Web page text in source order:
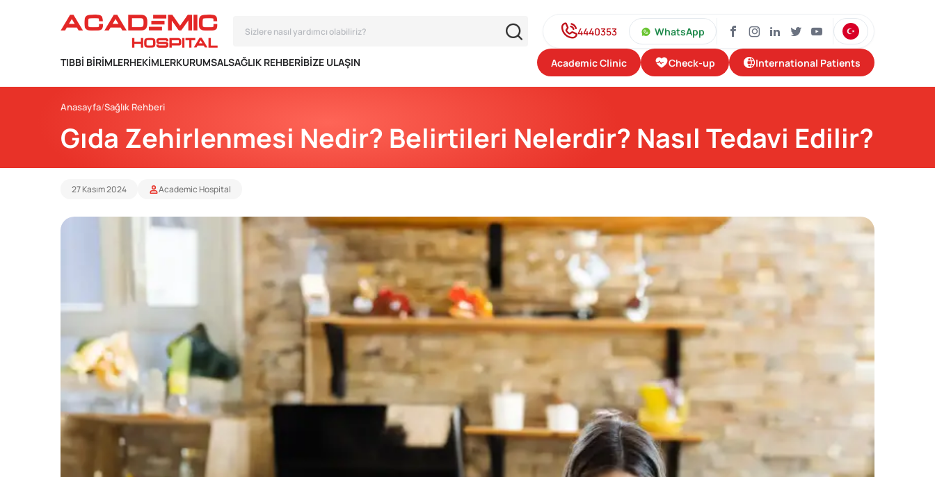
4440353 WhatsApp
TIBBI BIRIMLERHEKIMLERKURUMSALSAĞLIK REHBERIBIZE ULAŞIN Academic Clinic Check-up International Patients
Anasayfa Sağlık Rehberi
Gıda Zehirlenmesi Nedir? Belirtileri Nelerdir? Nasıl Tedavi Edilir?
27 Kasım 2024 Academic Hospital